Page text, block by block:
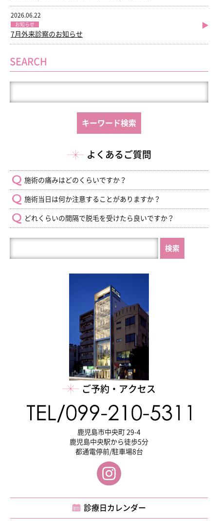
2026.06.22
お知らせ
7月外来診察のお知らせ
SEARCH
よくあるご質問
施術の痛みはどのくらいですか？
施術当日は何か注意することがありますか？
どれくらいの間隔で脱毛を受けたら良いですか？
HP
検
ご予約・アクセス
鹿児島市中央町 29-4
鹿児島中央駅から徒歩5分
都通電停前/駐車場8台
診療日カレンダー